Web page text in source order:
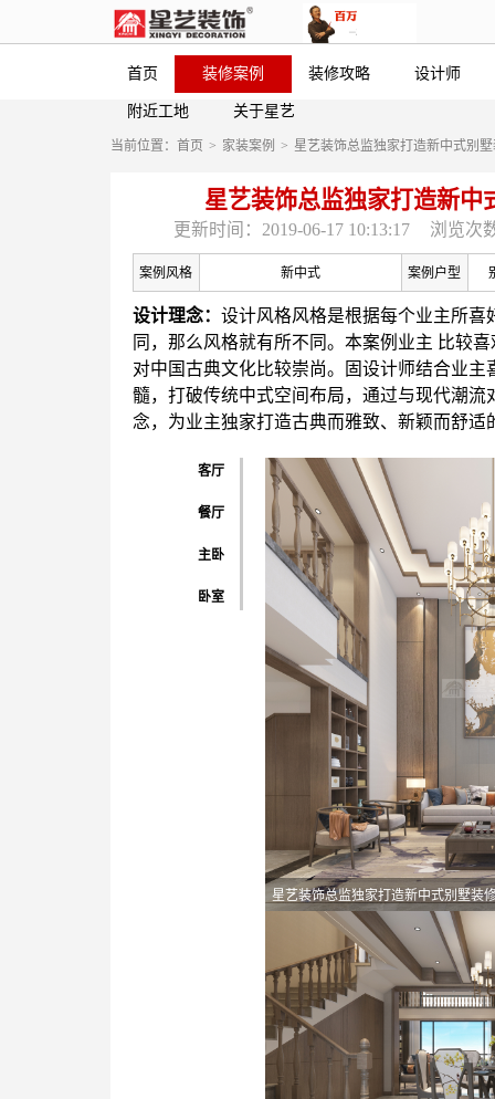
首页 装修案例 装修攻略 设计师
附近工地 关于星艺
当前位置： 首页 > 家装案例 > 星艺装饰总监独家打造新中式别
星艺装饰总监独家打造新中
更新时间：2019-06-17 10:13:17 浏览次
案例风格 新中式 案例户型
设计理念： 设计风格风格是根据每个业主所喜
同，那么风格就有所不同。本案例业主 比较
对中国古典文化比较崇尚。固设计师结合业主
髓，打破传统中式空间布局，通过与现代潮流
念，为业主独家打造古典而雅致、新颖而舒适
客厅
餐厅
主卧
卧室
星艺装饰总监独家打造新中式别墅装